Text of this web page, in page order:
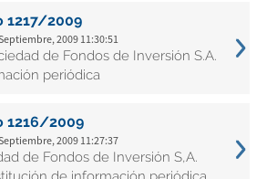
1217/2009
2009 11:30:51
de Fondos de Inversión S.A.
periódica
1216/2009
2009 11:27:37
de Fondos de Inversión S,A.